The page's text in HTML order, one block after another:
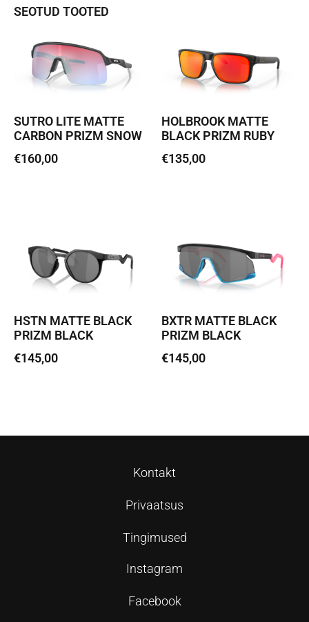
SEOTUD TOOTED
SUTRO LITE MATTE
CARBON PRIZM SNOW
€160,00
HOLBROOK MATTE
BLACK PRIZM RUBY
€135,00
HSTN MATTE BLACK
PRIZM BLACK
€145,00
BXTR MATTE BLACK
PRIZM BLACK
€145,00
Kontakt
Privaatsus
Tingimused
Instagram
Facebook